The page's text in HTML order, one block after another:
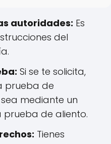
autoridades: Es
del
Si se te solicita,
prueba de
mediante un
de aliento.
Tienes